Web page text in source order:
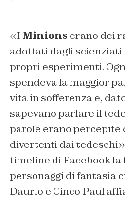
«I Minions erano dei
adottati dagli scienziati
propri esperimenti.
spendeva la maggior
vita in sofferenza e,
sapevano parlare il
parole erano percepite
divertenti dai
timeline di Facebook la
personaggi di fantasia
Daurio e Cinco Paul